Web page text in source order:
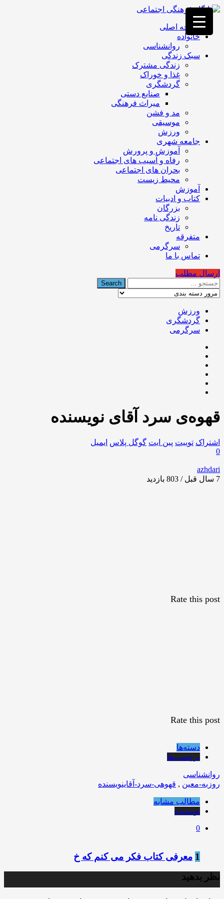
فصد
خون
غرب
تهران
خشکشویی
تصفیه
تهران
صفحه اصلی
خانواده
روانشناسی
سبک زندگی
زندگی مشترک
غذا و خوراک
گردشگری
صنایع دستی
میراث فرهنگی
مد و فشن
موسیقی
ورزش
جامعه شهری
آموزش و پرورش
رفاه و آسیب های اجتماعی
بحران های اجتماعی
محیط زیست
آموزش
کتاب و ادبیات
بزرگان
زندگی نامه
تاریخ
متفرقه
سرگرمی
تماس با ما
ارسال مطلب
ورزش
گردشگری
سرگرمی
قهوه‌ی سرد آقای‌ نویسنده
اشتراک توییت پین ایت گوگل‌ پلاس ایمیل
0
azhdari
7 سال قبل / 803
بازدید
Rate this post
Rate this post
دسته‌ها
برچسب‌ها
روانشناسی
روزبه-معین , قهوهی-سرد-آقاینویسنده
مطالب مشابه
نویسنده
0
1 معرفی کتاب فکر می کنم که خ
نظر بدهید